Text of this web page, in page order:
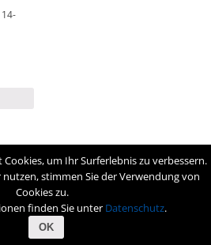
Kleidung
Impressum
um Ihr Surferlebnis zu verbessern.
nutzen, stimmen Sie der Verwendung von
Cookies zu.
finden Sie unter Datenschutz.
OK